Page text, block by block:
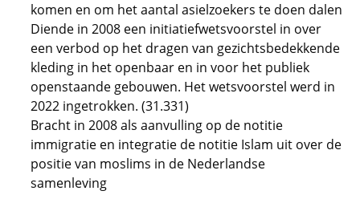
komen en om het aantal asielzoekers te doen dalen
Diende in 2008 een initiatiefwetsvoorstel in over
een verbod op het dragen van gezichtsbedekkende
kleding in het openbaar en in voor het publiek
openstaande gebouwen. Het wetsvoorstel werd in
2022 ingetrokken. (31.331)
Bracht in 2008 als aanvulling op de notitie
immigratie en integratie de notitie Islam uit over de
positie van moslims in de Nederlandse
samenleving